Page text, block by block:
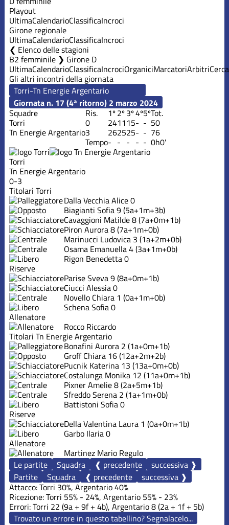
Playout
UltimaCalendarioClassificaIncroci
Girone regionale
UltimaCalendarioClassificaIncroci
Elenco delle stagioni
B2 femminile ❯ Girone D
UltimaCalendarioClassificaIncrociOrganiciMarcatoriArbitriCerca
Gli altri incontri della giornata
Giornata n. 17 (4ª ritorno) 2 marzo 2024
Squadre
Ris. 1º2º3º4º5ºTot.
Torri 0 241115- - 50
Tn Energie Argentario3 262525- - 76
Tempo- - - - - 0h0'
Torri
Tn Energie Argentario
0-3
Titolari Torri
Dalla Vecchia Alice0
Biagianti Sofia9(5a+1m+3b)
Cavaggioni Matilde8(7a+0m+1b)
Piron Aurora8(7a+1m+0b)
Marinucci Ludovica 3 (1a+2m+0b)
Osama Emanuella4(3a+1m+0b)
Rigon Benedetta0
Riserve
Parise Sveva9(8a+0m+1b)
Ciucci Alessia0
Novello Chiara 1 (0a+1m+0b)
Schena Sofia0
Allenatore
Rocco Riccardo
Titolari Tn Energie Argentario
Bonafini Aurora 2 (1a+0m+1b)
Groff Chiara 16(12a+2m+2b)
Pucnik Katerina 13 (13a+0m+0b)
Costalunga Monika 12 (11a+0m+1b)
Pixner Amelie8(2a+5m+1b)
Sfreddo Serena 2 (1a+1m+0b)
Battistoni Sofia0
Riserve
Della Valentina Laura 1 (0a+0m+1b)
Garbo Ilaria0
Allenatore
Martinez Mario Regulo
Le partite
Squadra ❰ precedente
successiva ❱
Partite
Squadra ❰ precedente
successiva ❱
Attacco: Torri 30%, Argentario 40%
Ricezione: Torri 55% - 24%, Argentario 55% - 23%
Errori: Torri 22 (9a + 9f + 4b), Argentario 8 (2a + 1f + 5b)
Trovato un errore in questo tabellino? Segnalacelo...